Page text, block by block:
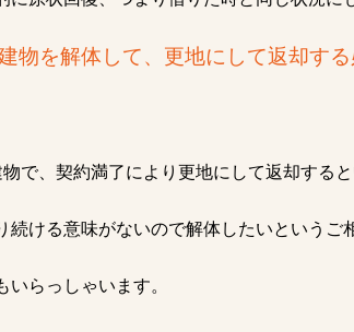
物を解体して、更地にして返却す
で、契約満了により更地にして返却すると
ける意味がないので解体したいというご
らっしゃいます。